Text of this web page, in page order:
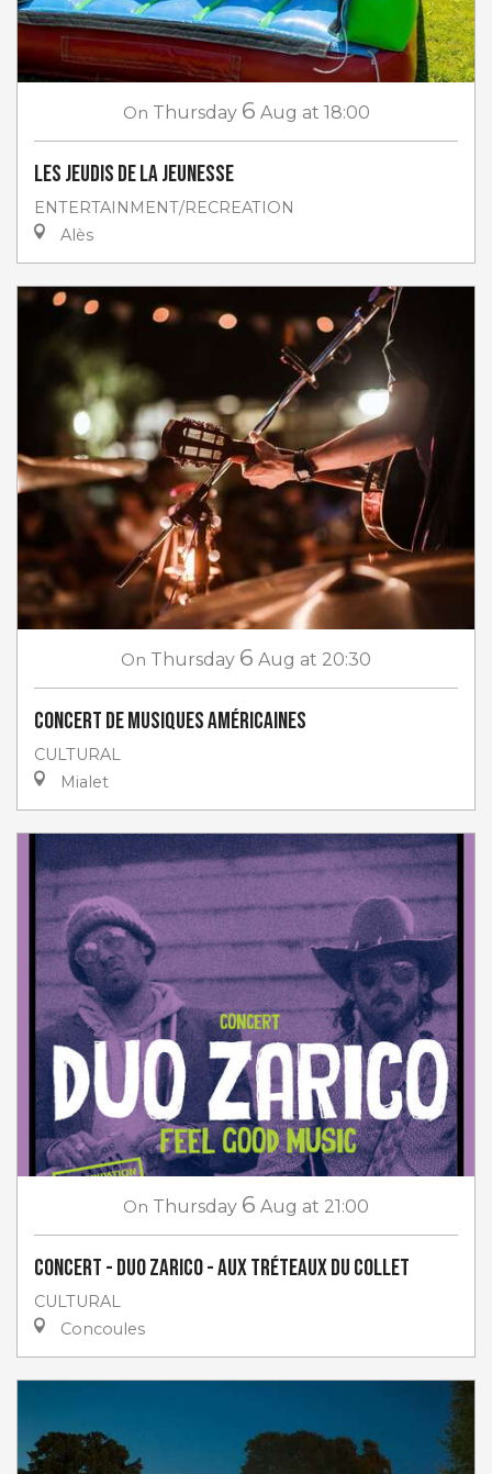
On Thursday 6 Aug at 18:00
Les jeudis de la jeunesse
ENTERTAINMENT/RECREATION
Alès
On Thursday 6 Aug at 20:30
Concert de musiques américaines
CULTURAL
Mialet
On Thursday 6 Aug at 21:00
Concert - Duo Zarico - aux Tréteaux du Collet
CULTURAL
Concoules